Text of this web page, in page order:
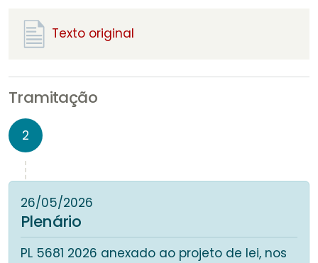
Texto original
Tramitação
2
26/05/2026
Plenário
PL 5681 2026 anexado ao projeto de lei, nos